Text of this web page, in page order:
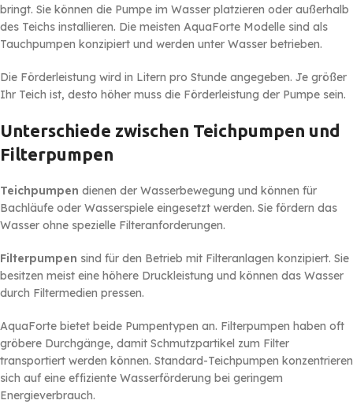
bringt. Sie können die Pumpe im Wasser platzieren oder außerhalb
des Teichs installieren. Die meisten AquaForte Modelle sind als
Tauchpumpen konzipiert und werden unter Wasser betrieben.
Die Förderleistung wird in Litern pro Stunde angegeben. Je größer
Ihr Teich ist, desto höher muss die Förderleistung der Pumpe sein.
Unterschiede zwischen Teichpumpen und
Filterpumpen
Teichpumpen dienen der Wasserbewegung und können für
Bachläufe oder Wasserspiele eingesetzt werden. Sie fördern das
Wasser ohne spezielle Filteranforderungen.
Filterpumpen sind für den Betrieb mit Filteranlagen konzipiert. Sie
besitzen meist eine höhere Druckleistung und können das Wasser
durch Filtermedien pressen.
AquaForte bietet beide Pumpentypen an. Filterpumpen haben oft
gröbere Durchgänge, damit Schmutzpartikel zum Filter
transportiert werden können. Standard-Teichpumpen konzentrieren
sich auf eine effiziente Wasserförderung bei geringem
Energieverbrauch.